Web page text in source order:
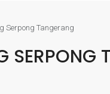
Serpong Tangerang
SERPONG